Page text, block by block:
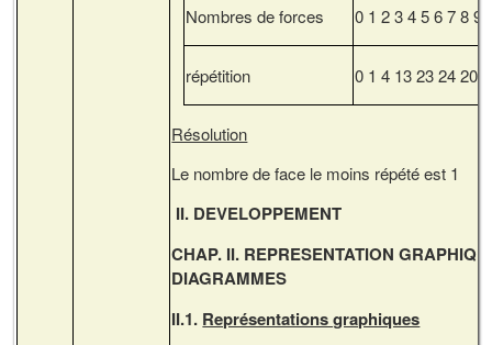
Nombres de forces 0 1 2 3 4 5 6 7 8 9
répétition 0 1 4 13 23 24 20
Résolution
Le nombre de face le moins répété est 1
II. DEVELOPPEMENT
CHAP. II. REPRESENTATION
DIAGRAMMES
II.1. Représentations graphiques